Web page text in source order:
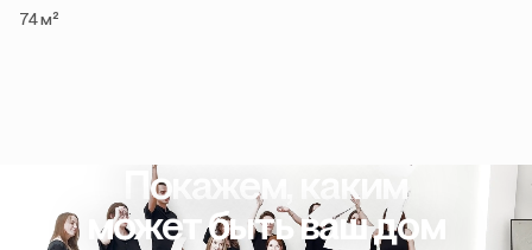
74 м²
Покажем, каким
может быть ваш дом